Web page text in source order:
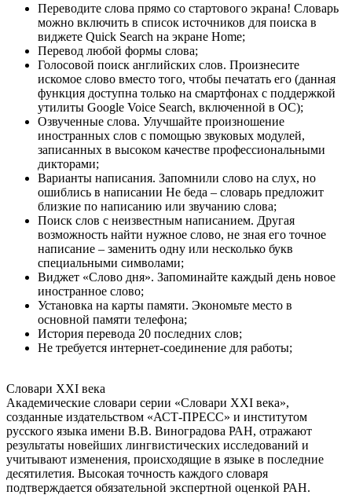
Переводите слова прямо со стартового экрана! Словарь
можно включить в список источников для поиска в
виджете Quick Search на экране Home;
Перевод любой формы слова;
Голосовой поиск английских слов. Произнесите
искомое слово вместо того, чтобы печатать его (данная
функция доступна только на смартфонах с поддержкой
утилиты Google Voice Search, включенной в ОС);
Озвученные слова. Улучшайте произношение
иностранных слов с помощью звуковых модулей,
записанных в высоком качестве профессиональными
дикторами;
Варианты написания. Запомнили слово на слух, но
ошиблись в написании Не беда – словарь предложит
близкие по написанию или звучанию слова;
Поиск слов с неизвестным написанием. Другая
возможность найти нужное слово, не зная его точное
написание – заменить одну или несколько букв
специальными символами;
Виджет «Слово дня». Запоминайте каждый день новое
иностранное слово;
Установка на карты памяти. Экономьте место в
основной памяти телефона;
История перевода 20 последних слов;
Не требуется интернет-соединение для работы;
Словари XXI века
Академические словари серии «Словари XXI века»,
созданные издательством «АСТ-ПРЕСС» и институтом
русского языка имени В.В. Виноградова РАН, отражают
результаты новейших лингвистических исследований и
учитывают изменения, происходящие в языке в последние
десятилетия. Высокая точность каждого словаря
подтверждается обязательной экспертной оценкой РАН.